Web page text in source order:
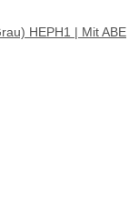
HEPH1 | Mit ABE